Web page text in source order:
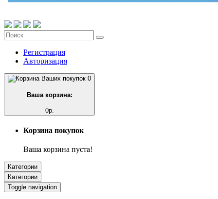
Регистрация
Авторизация
0
Ваша корзина:
0р.
Корзина покупок
Ваша корзина пуста!
Категории
Категории
Toggle navigation